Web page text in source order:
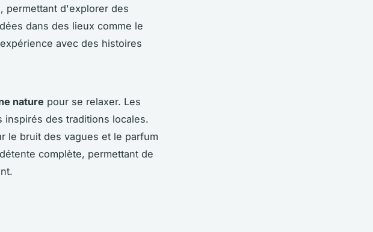
permettant d'explorer des
dans des lieux comme le
avec des histoires
nature pour se relaxer. Les
inspirés des traditions locales.
le bruit des vagues et le parfum
complète, permettant de